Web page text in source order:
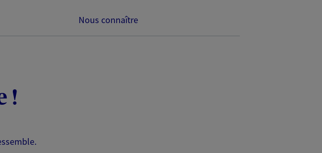
Nous connaître
!